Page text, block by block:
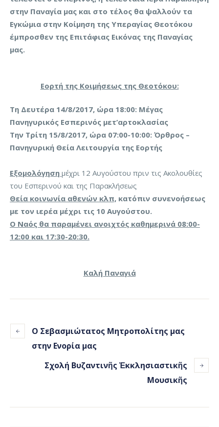
στην Παναγία μας και στο τέλος θα ψαλλούν τα
Εγκώμια στην Κοίμηση της Υπεραγίας Θεοτόκου
έμπροσθεν της Επιτάφιας Εικόνας της Παναγίας
μας.
Εορτή της Κοιμήσεως της Θεοτόκου:
Τη Δευτέρα 14/8/2017, ώρα 18:00: Μέγας
Πανηγυρικός Εσπερινός μετ’αρτοκλασίας
Την Τρίτη 15/8/2017, ώρα 07:00-10:00: Όρθρος –
Πανηγυρική Θεία Λειτουργία της Εορτής
Εξομολόγηση μέχρι 12 Αυγούστου πριν τις Ακολουθίες
του Εσπερινού και της Παρακλήσεως
Θεία κοινωνία αθενών κλπ, κατόπιν συνενοήσεως
με τον ιερέα μέχρι τις 10 Αυγούστου.
Ο Ναός θα παραμένει ανοιχτός καθημερινά 08:00-
12:00 και 17:30-20:30.
Καλή Παναγιά
Ο Σεβασμιώτατος Μητροπολίτης μας
στην Ενορία μας
Σχολή Βυζαντινῆς Ἐκκλησιαστικῆς
Μουσικῆς